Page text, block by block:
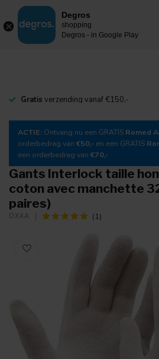
MENU
Gratis verzending vanaf €150,-
ACTIE: Ontvang nu een GRATIS Romed
orderbedrag van €50,- en een GRATIS
een orderbedrag van €70,-
Gants Interlock taille
coton avec manchette
paires)
OXXA (1)
Degros
shopping
Degros - in Google Play